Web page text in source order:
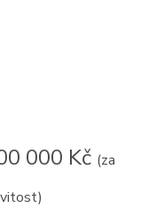
000 Kč (za